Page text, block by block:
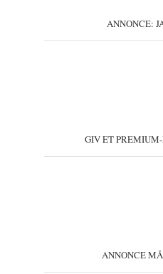
ANNONCE:
GIV ET
ANNONCE